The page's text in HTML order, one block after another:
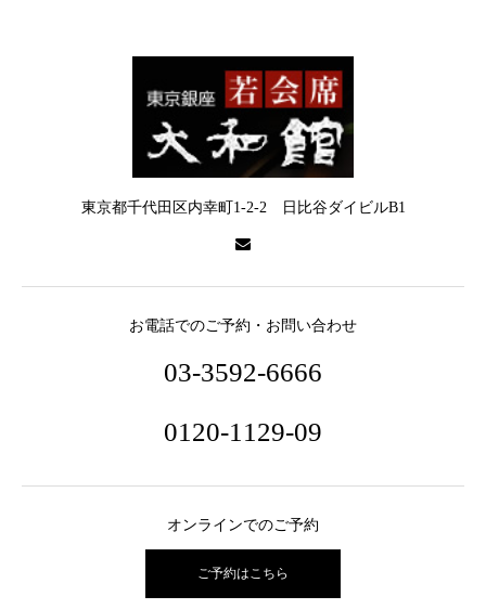
東京都千代田区内幸町1-2-2 日比谷ダイビルB1
お電話でのご予約・お問い合わせ
03-3592-6666
0120-1129-09
オンラインでのご予約
ご予約はこちら